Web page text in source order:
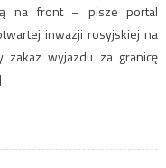
na front – pisze portal
inwazji rosyjskiej na
zakaz wyjazdu za granicę